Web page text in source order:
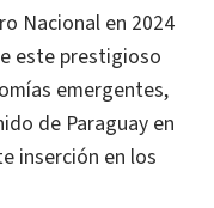
Nacional en 2024
este prestigioso
emergentes,
de Paraguay en
inserción en los